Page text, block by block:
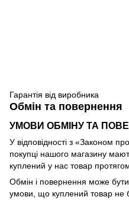
Гарантія від виробника
Обмін та повернення
УМОВИ ОБМІНУ ТА
У відповідності з «Законом
покупці нашого магазину
куплений у нас товар
Обмін і повернення може
умови, що куплений товар не